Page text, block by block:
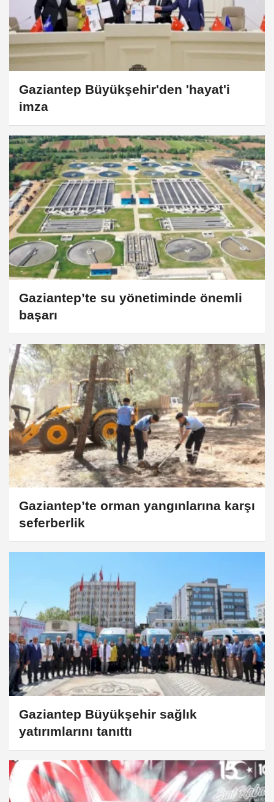
Gaziantep Büyükşehir'den 'hayat'i
imza
Gaziantep’te su yönetiminde önemli
başarı
Gaziantep’te orman yangınlarına karşı
seferberlik
Gaziantep Büyükşehir sağlık
yatırımlarını tanıttı